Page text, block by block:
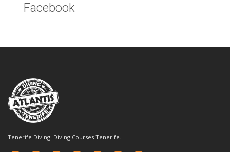
Facebook
Tenerife Diving. Diving Courses Tenerife.